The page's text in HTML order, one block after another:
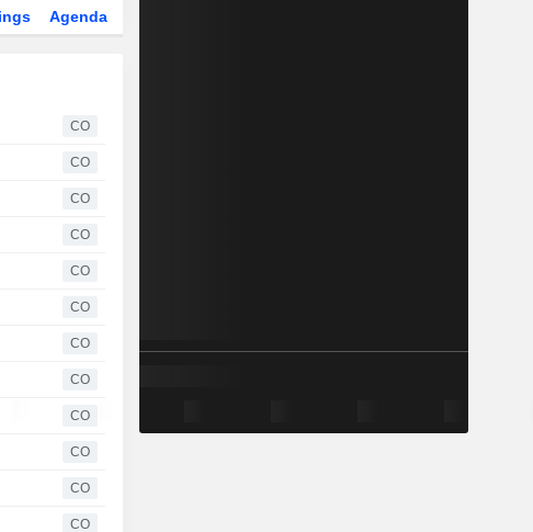
Agenda
CO
CO
CO
CO
CO
CO
CO
CO
CO
CO
CO
CO